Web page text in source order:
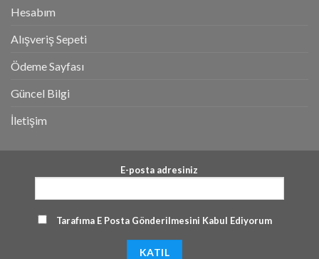
Hesabım
Alışveriş Sepeti
Ödeme Sayfası
Güncel Bilgi
İletişim
E-posta adresiniz
Tarafıma E Posta Gönderilmesini Kabul Ediyorum